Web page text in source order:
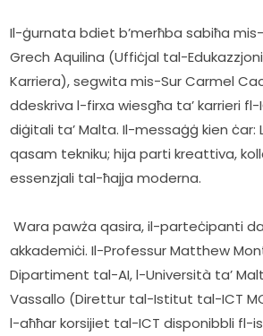
Il-ġurnata bdiet b’merħba sabiħa
Grech Aquilina (Uffiċjal tal-
Karriera), segwita mis-Sur Carmel
ddeskriva l-firxa wiesgħa ta’ karrieri
diġitali ta’ Malta. Il-messaġġ kien ċar:
qasam tekniku; hija parti kreattiva,
essenzjali tal-ħajja moderna.
Wara pawża qasira, il-parteċipanti daħlu f’mogħdijiet
akkademiċi. Il-Professur Matthew
Dipartiment tal-AI, l-Università ta’
Vassallo (Direttur tal-Istitut tal-ICT
l-aħħar korsijiet tal-ICT disponibbli fl-